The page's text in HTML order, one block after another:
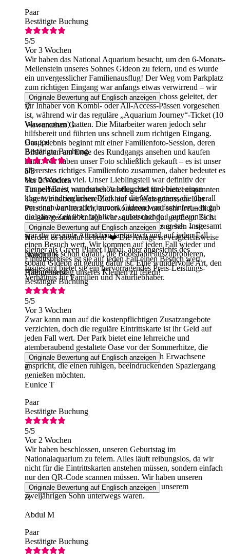
Paar
Bestätigte Buchung
5/5
Vor 3 Wochen
Wir haben das National Aquarium besucht, um den 6-Monats-
Meilenstein unseres Sohnes Gideon zu feiern, und es wurde
ein unvergesslicher Familienausflug! Der Weg vom Parkplatz
zum richtigen Eingang war anfangs etwas verwirrend – wir
wurden zunächst zum Eingang im Erdgeschoss geleitet, der
für Inhaber von Kombi- oder All-Access-Pässen vorgesehen
ist, während wir das reguläre „Aquarium Journey“-Ticket (10
Wasserzonen) hatten. Die Mitarbeiter waren jedoch sehr
hilfsbereit und führten uns schnell zum richtigen Eingang.
Das Erlebnis beginnt mit einer Familienfoto-Session, deren
Bilder man am Ende des Rundgangs ansehen und kaufen
kann. Wir haben unser Foto schließlich gekauft – es ist unser
allererstes richtiges Familienfoto zusammen, daher bedeutet es
uns besonders viel. Unser Lieblingsteil war definitiv der
Tunnel! Er ist wunderschön beleuchtet und bietet einen
klaren, eindringlichen Blick auf die Wassertiere, die überall
um einen herum schwimmen. Gideon war fasziniert – er gab
die ganze Zeit über fröhliche, quietschende Laute von sich
und war sichtlich begeistert von allem, was er sah. Insgesamt
war die gesamte Attraktion fantastisch und auf jeden Fall
einen Besuch wert. Wir kommen auf jeden Fall wieder und
freuen uns schon darauf, die Bootsfahrt auszuprobieren,
sobald Gideon alt genug dafür ist. Eine wundervolle Art, den
Halbgeburtstag unseres Kleinen zu feiern!
Originale Bewertung auf Englisch anzeigen
V
Viswanathan G
Gruppe
Bestätigte Buchung
5/5
Vor 2 Wochen
Ein perfektes, naturnahes Ausflugsziel für einen entspannten
Tag. Wir haben unsere Zeit hier wirklich genossen. Das
Personal war herzlich, zuvorkommend und sehr freundlich,
und die gesamte Anlage war sauber und gut gepflegt. Es ist
einer der besten Orte, um mit Kindern hinzugehen – sie
werden es absolut lieben! ❤️ Die Anlage ist vergleichsweise
kleiner als Green Planet Dubai, aber angesichts des
Eintrittspreises ist sie auf jeden Fall einen Besuch wert.
Insgesamt bietet sie ein hervorragendes Preis-Leistungs-
Verhältnis für Familien und Naturliebhaber.
Originale Bewertung auf Englisch anzeigen
N
Nandini K
Alleinreisend
Bestätigte Buchung
5/5
Vor 3 Wochen
Zwar kann man auf die kostenpflichtigen Zusatzangebote
verzichten, doch die reguläre Eintrittskarte ist ihr Geld auf
jeden Fall wert. Der Park bietet eine lehrreiche und
atemberaubend gestaltete Oase vor der Sommerhitze, die
sowohl Familien mit Kleinkindern als auch Erwachsene
anspricht, die einen ruhigen, beeindruckenden Spaziergang
genießen möchten.
Originale Bewertung auf Englisch anzeigen
E
Eunice T
Paar
Bestätigte Buchung
5/5
Vor 2 Wochen
Wir haben beschlossen, unseren Geburtstag im
Nationalaquarium zu feiern. Alles läuft reibungslos, da wir
nicht für die Eintrittskarten anstehen müssen, sondern einfach
nur den QR-Code scannen müssen. Wir haben unseren
stressfreien Tag sehr genossen, da wir mit unserem
zweijährigen Sohn unterwegs waren.
Originale Bewertung auf Englisch anzeigen
A
Abdul M
Paar
Bestätigte Buchung